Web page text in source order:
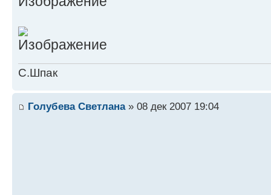
С.Шпак
Голубева Светлана» 08 дек 2007 19:04